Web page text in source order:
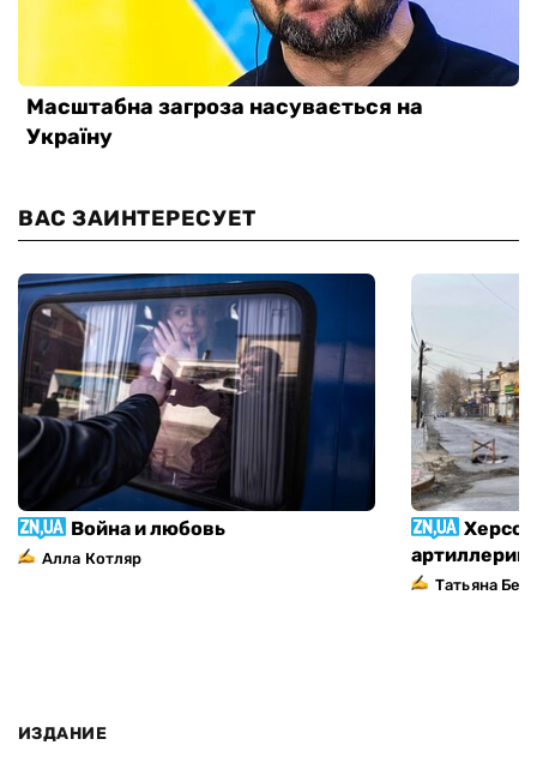
ВАС ЗАИНТЕРЕСУЕТ
Война и любовь
Алла Котляр
Татьяна
ИЗДАНИЕ